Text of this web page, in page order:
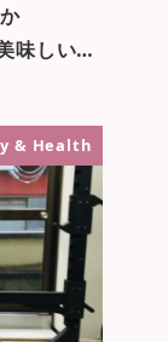
味しい…
& Health